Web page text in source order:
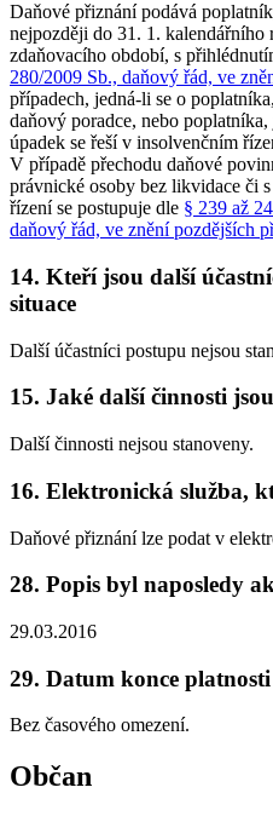
Daňové přiznání podává
nejpozději do 31. 1.
zdaňovacího období, s
280/2009 Sb., daňový řád, ve
případech, jedná-li se o
daňový poradce, nebo
úpadek se řeší v insolvenčním
V případě přechodu daňové
právnické osoby bez likvidace či
řízení se postupuje dle § 239 až
daňový řád, ve znění pozdějších
14. Kteří jsou další
situace
Další účastníci postupu nejsou
15. Jaké další činnosti
Další činnosti nejsou stanoveny.
16. Elektronická služba,
Daňové přiznání lze podat v
28. Popis byl naposledy
29.03.2016
29. Datum konce
Bez časového omezení.
Občan